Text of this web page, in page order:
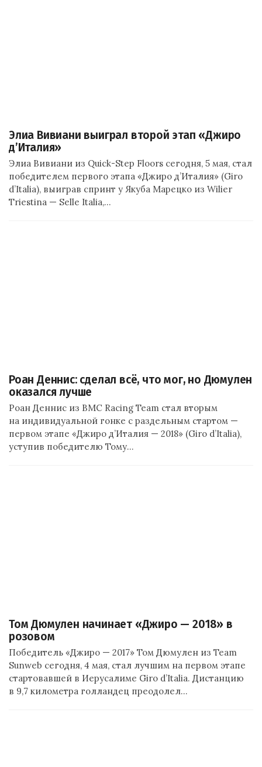
Элиа Вивиани выиграл второй этап «Джиро
д’Италия»
Элиа Вивиани из Quick-Step Floors сегодня, 5 мая, стал
победителем первого этапа «Джиро д’Италия» (Giro
d’Italia), выиграв спринт у Якуба Марецко из Wilier
Triestina — Selle Italia,…
Роан Деннис: сделал всё, что мог, но Дюмулен
оказался лучше
Роан Деннис из BMC Racing Team стал вторым
на индивидуальной гонке с раздельным стартом —
первом этапе «Джиро д’Италия — 2018» (Giro d’Italia),
уступив победителю Тому…
Том Дюмулен начинает «Джиро — 2018» в
розовом
Победитель «Джиро — 2017» Том Дюмулен из Team
Sunweb сегодня, 4 мая, стал лучшим на первом этапе
стартовавшей в Иерусалиме Giro d’Italia. Дистанцию
в 9,7 километра голландец преодолел…